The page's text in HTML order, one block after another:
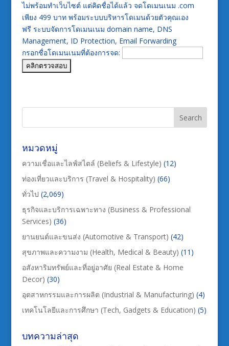
ไม่พร้อมทำเว็บไซต์ แต่คิดชื่อได้แล้ว จดโดเมนเนม .com
เพียง 499 บาท พร้อมระบบบริหารโดเมนด้วยตัวคุณเอง
ฟรี ระบบจัดการโดเมนเนม domain name, DNS
Management, ID Protection, Email Forwarding
กรอกชื่อโดเมนเนมที่ต้องการจด:
หมวดหมู่
ความเชื่อและไลฟ์สไตล์ (Beliefs & Lifestyle) (12)
ท่องเที่ยวและบริการ (Travel & Hospitality) (66)
ทั่วไป (2,069)
ธุรกิจและบริการเฉพาะทาง (Business & Professional
Services) (36)
ยานยนต์และขนส่ง (Automotive & Transport) (42)
สุขภาพและความงาม (Health, Medical & Beauty) (11)
อสังหาริมทรัพย์และที่อยู่อาศัย (Real Estate & Home
Decor) (30)
อุตสาหกรรมและการผลิต (Industrial & Manufacturing) (4)
เทคโนโลยีและการศึกษา (Tech, Gadgets & Education) (5)
บทความล่าสุด